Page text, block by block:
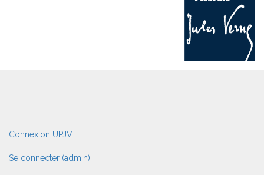
User
account
menu
Connexion UPJV
Se connecter (admin)